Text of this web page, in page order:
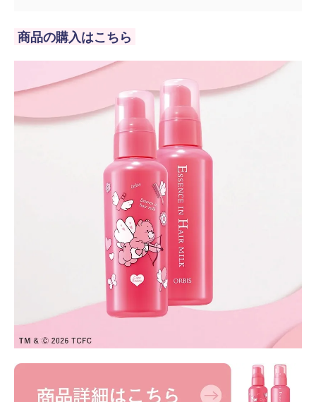
商品の購入はこちら